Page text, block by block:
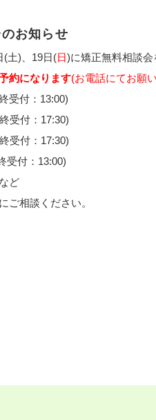
お知らせ
(土)、19日(日)に矯正無料相談会
約になります(お電話にてお願
受付：13:00)
受付：17:30)
受付：17:30)
受付：13:00)
ど
ご相談ください。